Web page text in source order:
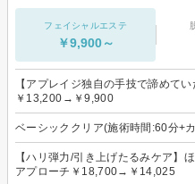
フェイシャルエステ
￥9,900～
【アプレイジ独自の手技で諦めてい
￥13,200→￥9,900
ベーシッククリア(施術時間:60分+
【ハリ弾力/引き上げたるみケア】
アプローチ￥18,700→￥14,025